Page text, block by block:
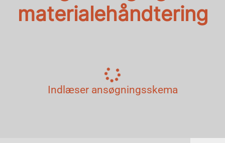
materialehåndtering
Indlæser ansøgningsskema